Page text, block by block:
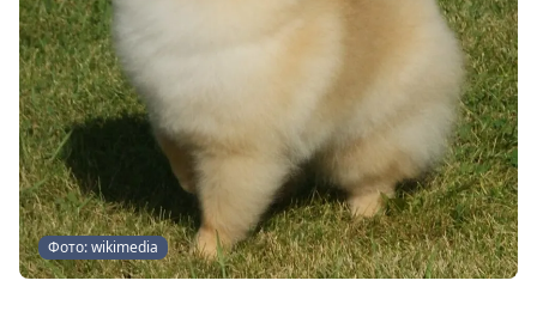
Фото: wikimedia